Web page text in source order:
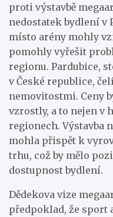
proti výstavbě
nedostatek bydlení v
místo arény mohly
pomohly vyřešit
regionu. Pardubice,
v České republice,
nemovitostmi. Ceny
vzrostly, a to nejen v
regionech. Výstavba
mohla přispět k
trhu, což by mělo
dostupnost bydlení.
Dědekova vize
předpoklad, že sport